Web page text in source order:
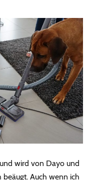
wird von Dayo und
beäugt. Auch wenn ich